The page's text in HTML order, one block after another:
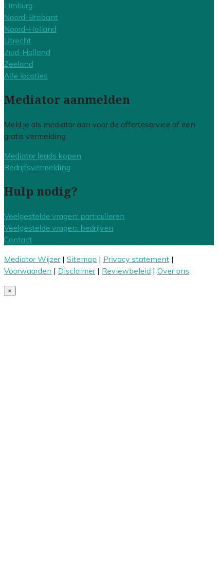
Limburg
Noord-Brabant
Noord-Holland
Utrecht
Zuid-Holland
Zeeland
Alle locaties
Mediator aanmelden
Meld je als mediator aan voor de offerteservice of een
gratis vermelding.
Mediator leads kopen
Bedrijfsvermelding
Hulp nodig?
Veelgestelde vragen: particulieren
Veelgestelde vragen: bedrijven
Contact
Mediator Wijzer| Sitemap | Privacy statement |
Voorwaarden | Disclaimer| Reviewbeleid | Over ons
×